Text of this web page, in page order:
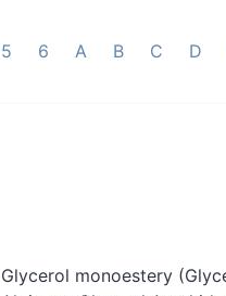
5 6 A B C D
Glycerol monoestery